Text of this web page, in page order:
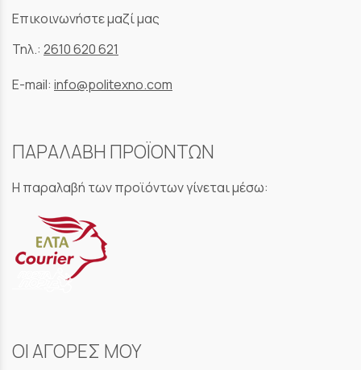
Επικοινωνήστε μαζί μας
Τηλ.: 2610 620 621
E-mail: info@politexno.com
ΠΑΡΑΛΑΒΗ ΠΡΟΪΟΝΤΩΝ
Η παραλαβή των προϊόντων γίνεται μέσω:
ΟΙ ΑΓΟΡΕΣ ΜΟΥ